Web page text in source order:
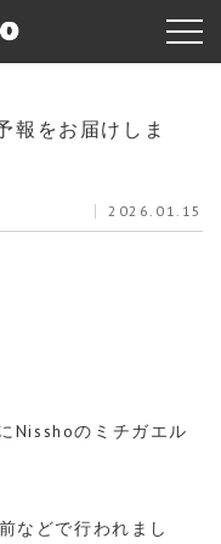
報をお届けしま
2026.01.15
Nisshoのミチガエル
などで行われまし